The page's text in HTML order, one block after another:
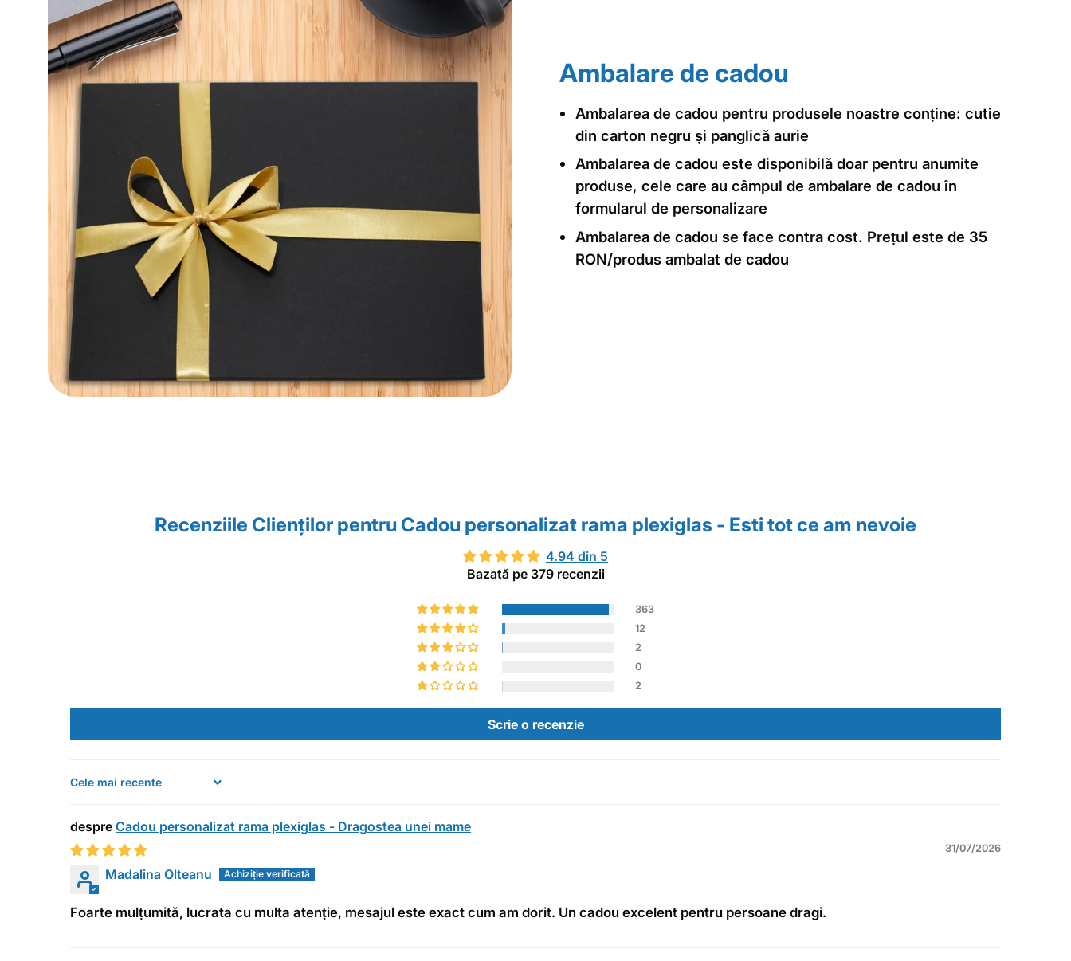
Ambalare de cadou
Ambalarea de cadou pentru produsele noastre conține: cutie
din carton negru și panglică aurie
Ambalarea de cadou este disponibilă doar pentru anumite
produse, cele care au câmpul de ambalare de cadou în
formularul de personalizare
Ambalarea de cadou se face contra cost. Prețul este de 35
RON/produs ambalat de cadou
Recenziile Clienţilor pentru Cadou personalizat rama plexiglas - Esti tot ce am nevoie
4.94 din 5
Bazată pe 379 recenzii
363
12
2
0
2
Scrie o recenzie
Sort by
Cadou personalizat rama plexiglas - Dragostea unei mame
31/07/2026
Madalina Olteanu
Foarte mulțumită, lucrata cu multa atenție, mesajul este exact cum am dorit. Un cadou excelent pentru persoane dragi.